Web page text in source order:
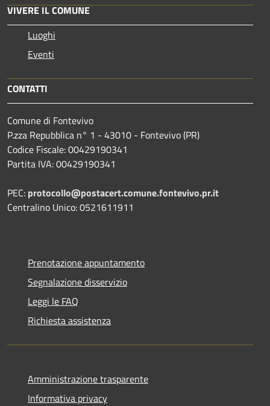
VIVERE IL COMUNE
Luoghi
Eventi
CONTATTI
Comune di Fontevivo
P.zza Repubblica n° 1 - 43010 - Fontevivo (PR)
Codice Fiscale: 00429190341
Partita IVA: 00429190341
PEC: protocollo@postacert.comune.fontevivo.pr.it
Centralino Unico: 0521611911
Prenotazione appuntamento
Segnalazione disservizio
Leggi le FAQ
Richiesta assistenza
Amministrazione trasparente
Informativa privacy